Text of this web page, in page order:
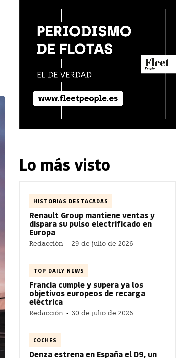
Lo más visto
HISTORIAS DESTACADAS
Renault Group mantiene ventas y
dispara su pulso electrificado en
Europa
Redacción - 29 de julio de 2026
TOP DAILY NEWS
Francia cumple y supera ya los
objetivos europeos de recarga
eléctrica
Redacción - 30 de julio de 2026
COCHES
Denza estrena en España el D9, un